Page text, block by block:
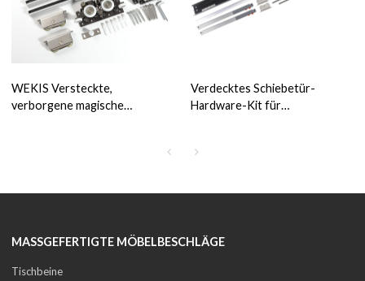
WEKIS Versteckte,
verborgene magische
Verdecktes Schiebetür-
Hardware-Kit für
MASSGEFERTIGTE MÖBELBESCHLÄGE
Tischbeine